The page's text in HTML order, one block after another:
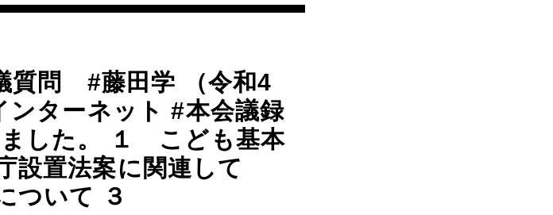
質問 #藤田学 （令和4
ンターネット #本会議録
した。 １ こども基本
設置法案に関連して
ついて ３